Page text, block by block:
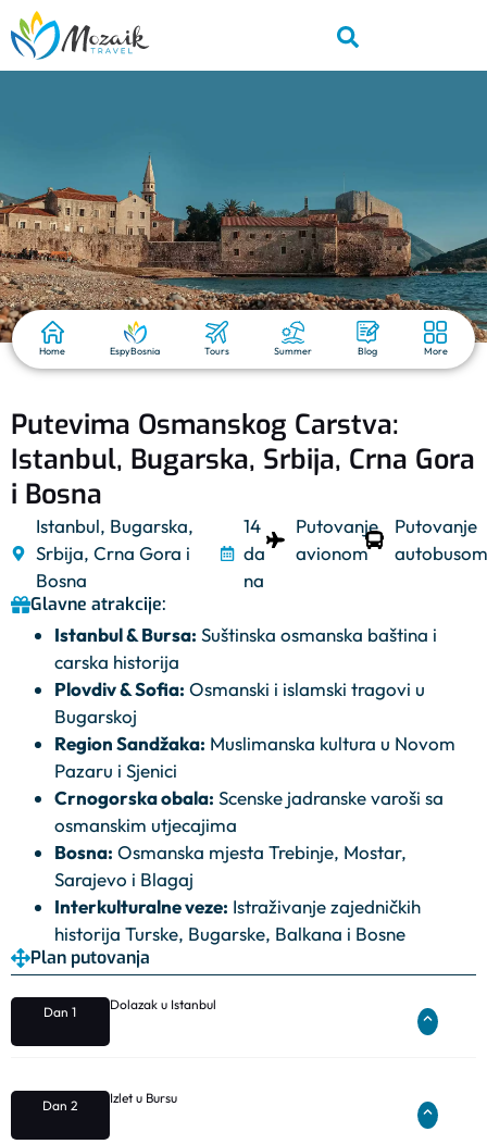
Home EspyBosnia Tours Summer Blog More
Putevima Osmanskog Carstva:
Istanbul, Bugarska, Srbija, Crna Gora
i Bosna
Istanbul, Bugarska,
Srbija, Crna Gora i
Bosna
14
da
na
Putovanje
avionom
Putovanje
Glavne atrakcije:
Istanbul & Bursa: Suštinska osmanska baština i
carska historija
Plovdiv & Sofia: Osmanski i islamski tragovi u
Bugarskoj
Region Sandžaka: Muslimanska kultura u Novom
Pazaru i Sjenici
Crnogorska obala: Scenske jadranske varoši sa
osmanskim utjecajima
Bosna: Osmanska mjesta Trebinje, Mostar,
Sarajevo i Blagaj
Interkulturalne veze: Istraživanje zajedničkih
historija Turske, Bugarske, Balkana i Bosne
Plan putovanja
Dan 1 Dolazak u Istanbul
Dan 2 Izlet u Bursu